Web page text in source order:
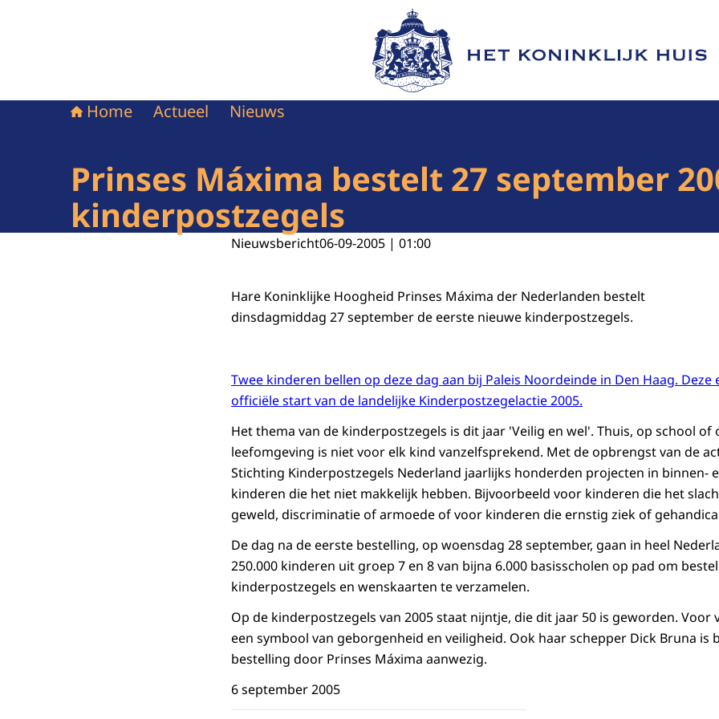
Naar de homepage van Het Koninklijk Huis
Home Actueel Nieuws
Prinses Máxima bestelt 27 september
kinderpostzegels
Nieuwsbericht06-09-2005 | 01:00
Hare Koninklijke Hoogheid Prinses Máxima der Nederlanden bestelt
dinsdagmiddag 27 september de eerste nieuwe kinderpostzegels.
Twee kinderen bellen op deze dag aan bij Paleis Noordeinde in Den Haag.
officiële start van de landelijke Kinderpostzegelactie 2005.
Het thema van de kinderpostzegels is dit jaar 'Veilig en wel'. Thuis, op school of
leefomgeving is niet voor elk kind vanzelfsprekend. Met de opbrengst van de
Stichting Kinderpostzegels Nederland jaarlijks honderden projecten in binnen-
kinderen die het niet makkelijk hebben. Bijvoorbeeld voor kinderen die het
geweld, discriminatie of armoede of voor kinderen die ernstig ziek of
De dag na de eerste bestelling, op woensdag 28 september, gaan in heel
250.000 kinderen uit groep 7 en 8 van bijna 6.000 basisscholen op pad om
kinderpostzegels en wenskaarten te verzamelen.
Op de kinderpostzegels van 2005 staat nijntje, die dit jaar 50 is geworden. Voor
een symbool van geborgenheid en veiligheid. Ook haar schepper Dick Bruna is
bestelling door Prinses Máxima aanwezig.
6 september 2005